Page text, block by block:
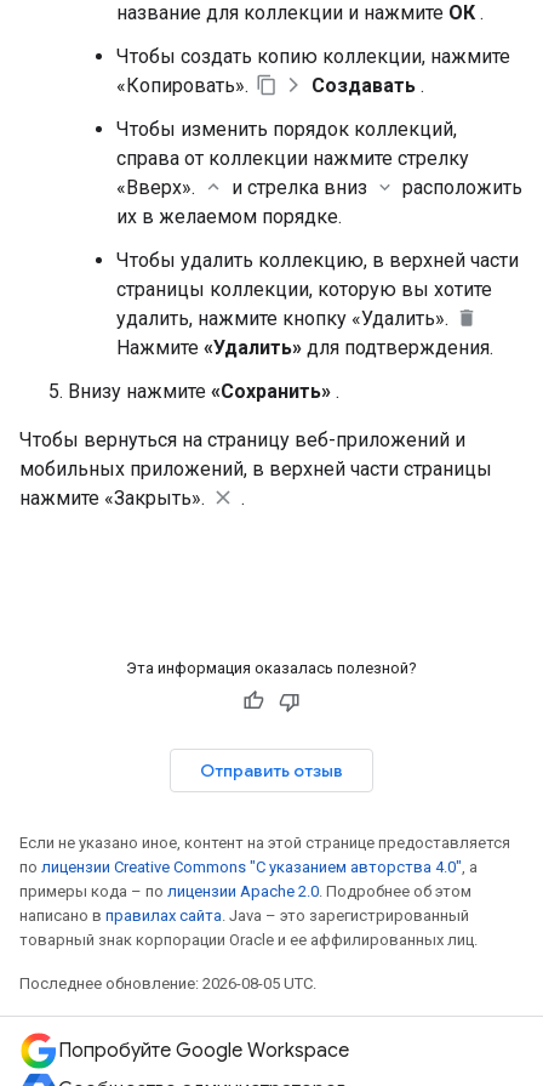
название для коллекции и нажмите ОК .
Чтобы создать копию коллекции, нажмите
«Копировать».
Создавать .
Чтобы изменить порядок коллекций,
справа от коллекции нажмите стрелку
«Вверх».
и стрелка вниз
расположить
их в желаемом порядке.
Чтобы удалить коллекцию, в верхней части
страницы коллекции, которую вы хотите
удалить, нажмите кнопку «Удалить».
Нажмите «Удалить» для подтверждения.
Внизу нажмите «Сохранить» .
Чтобы вернуться на страницу веб-приложений и
мобильных приложений, в верхней части страницы
нажмите «Закрыть».
.
Эта информация оказалась полезной?
Отправить отзыв
Если не указано иное, контент на этой странице предоставляется
по лицензии Creative Commons "С указанием авторства 4.0", а
примеры кода – по лицензии Apache 2.0. Подробнее об этом
написано в правилах сайта. Java – это зарегистрированный
товарный знак корпорации Oracle и ее аффилированных лиц.
Последнее обновление: 2026-08-05 UTC.
Попробуйте Google Workspace